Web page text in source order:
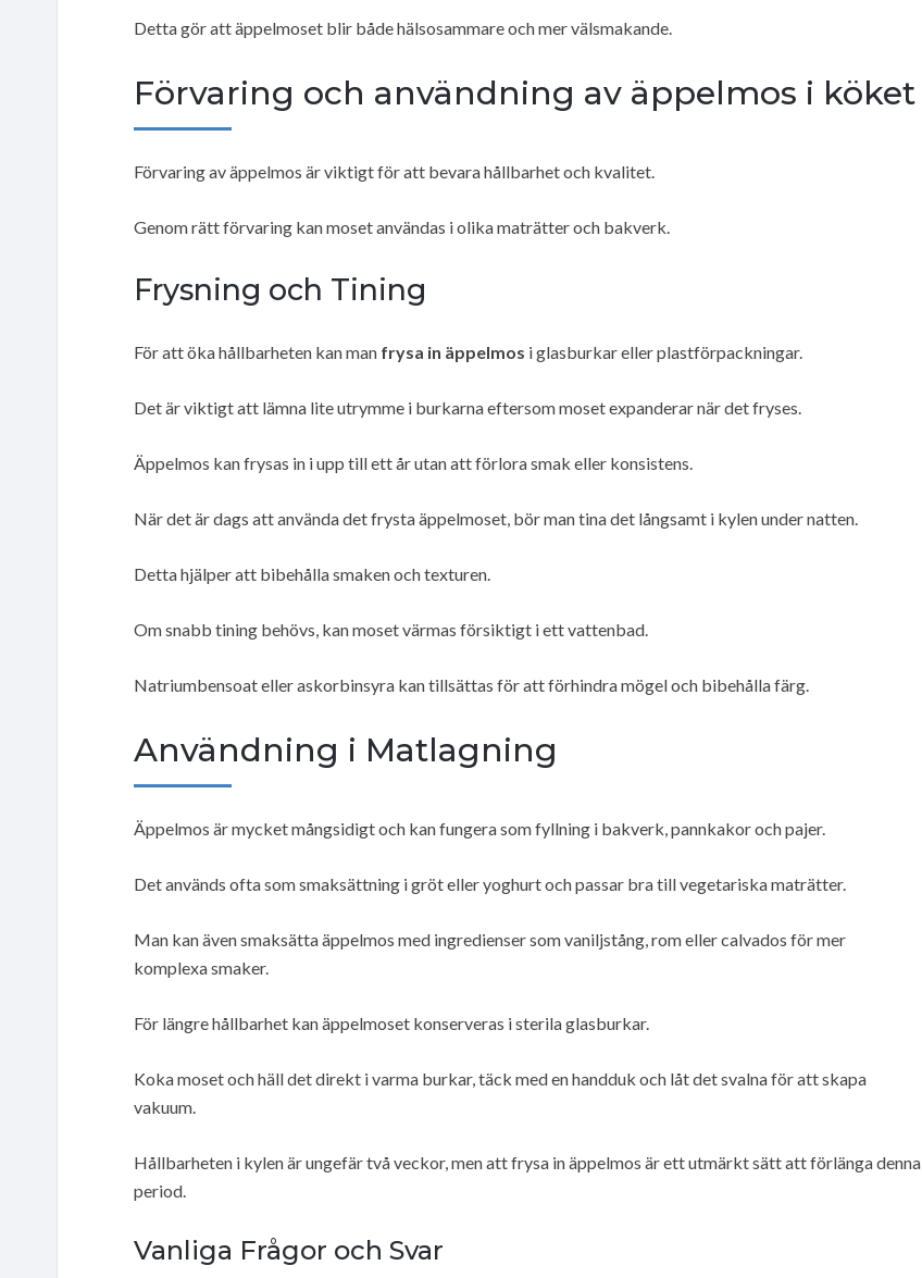
Detta gör att äppelmoset blir både hälsosammare och mer välsmakande.
Förvaring och användning av äppelmos i köket
Förvaring av äppelmos är viktigt för att bevara hållbarhet och kvalitet.
Genom rätt förvaring kan moset användas i olika maträtter och bakverk.
Frysning och Tining
För att öka hållbarheten kan man frysa in äppelmos i glasburkar eller plastförpackningar.
Det är viktigt att lämna lite utrymme i burkarna eftersom moset expanderar när det fryses.
Äppelmos kan frysas in i upp till ett år utan att förlora smak eller konsistens.
När det är dags att använda det frysta äppelmoset, bör man tina det långsamt i kylen under natten.
Detta hjälper att bibehålla smaken och texturen.
Om snabb tining behövs, kan moset värmas försiktigt i ett vattenbad.
Natriumbensoat eller askorbinsyra kan tillsättas för att förhindra mögel och bibehålla färg.
Användning i Matlagning
Äppelmos är mycket mångsidigt och kan fungera som fyllning i bakverk, pannkakor och pajer.
Det används ofta som smaksättning i gröt eller yoghurt och passar bra till vegetariska maträtter.
Man kan även smaksätta äppelmos med ingredienser som vaniljstång, rom eller calvados för mer
komplexa smaker.
För längre hållbarhet kan äppelmoset konserveras i sterila glasburkar.
Koka moset och häll det direkt i varma burkar, täck med en handduk och låt det svalna för att skapa
vakuum.
Hållbarheten i kylen är ungefär två veckor, men att frysa in äppelmos är ett utmärkt sätt att förlänga denna
period.
Vanliga Frågor och Svar